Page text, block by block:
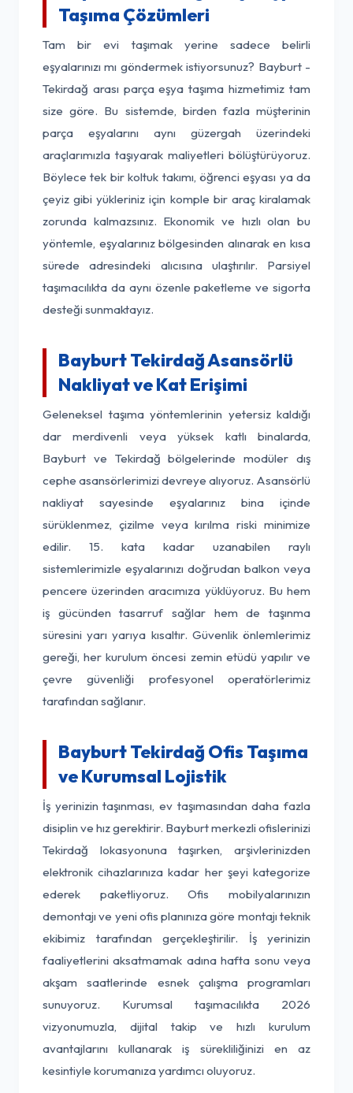
Taşıma Çözümleri
Tam bir evi taşımak yerine sadece belirli
eşyalarınızı mı göndermek istiyorsunuz? Bayburt -
Tekirdağ arası parça eşya taşıma hizmetimiz tam
size göre. Bu sistemde, birden fazla müşterinin
parça eşyalarını aynı güzergah üzerindeki
araçlarımızla taşıyarak maliyetleri bölüştürüyoruz.
Böylece tek bir koltuk takımı, öğrenci eşyası ya da
çeyiz gibi yükleriniz için komple bir araç kiralamak
zorunda kalmazsınız. Ekonomik ve hızlı olan bu
yöntemle, eşyalarınız bölgesinden alınarak en kısa
sürede adresindeki alıcısına ulaştırılır. Parsiyel
taşımacılıkta da aynı özenle paketleme ve sigorta
desteği sunmaktayız.
Bayburt Tekirdağ Asansörlü
Nakliyat ve Kat Erişimi
Geleneksel taşıma yöntemlerinin yetersiz kaldığı
dar merdivenli veya yüksek katlı binalarda,
Bayburt ve Tekirdağ bölgelerinde modüler dış
cephe asansörlerimizi devreye alıyoruz. Asansörlü
nakliyat sayesinde eşyalarınız bina içinde
sürüklenmez, çizilme veya kırılma riski minimize
edilir. 15. kata kadar uzanabilen raylı
sistemlerimizle eşyalarınızı doğrudan balkon veya
pencere üzerinden aracımıza yüklüyoruz. Bu hem
iş gücünden tasarruf sağlar hem de taşınma
süresini yarı yarıya kısaltır. Güvenlik önlemlerimiz
gereği, her kurulum öncesi zemin etüdü yapılır ve
çevre güvenliği profesyonel operatörlerimiz
tarafından sağlanır.
Bayburt Tekirdağ Ofis Taşıma
ve Kurumsal Lojistik
İş yerinizin taşınması, ev taşımasından daha fazla
disiplin ve hız gerektirir. Bayburt merkezli ofislerinizi
Tekirdağ lokasyonuna taşırken, arşivlerinizden
elektronik cihazlarınıza kadar her şeyi kategorize
ederek paketliyoruz. Ofis mobilyalarınızın
demontajı ve yeni ofis planınıza göre montajı teknik
ekibimiz tarafından gerçekleştirilir. İş yerinizin
faaliyetlerini aksatmamak adına hafta sonu veya
akşam saatlerinde esnek çalışma programları
sunuyoruz. Kurumsal taşımacılıkta 2026
vizyonumuzla, dijital takip ve hızlı kurulum
avantajlarını kullanarak iş sürekliliğinizi en az
kesintiyle korumanıza yardımcı oluyoruz.